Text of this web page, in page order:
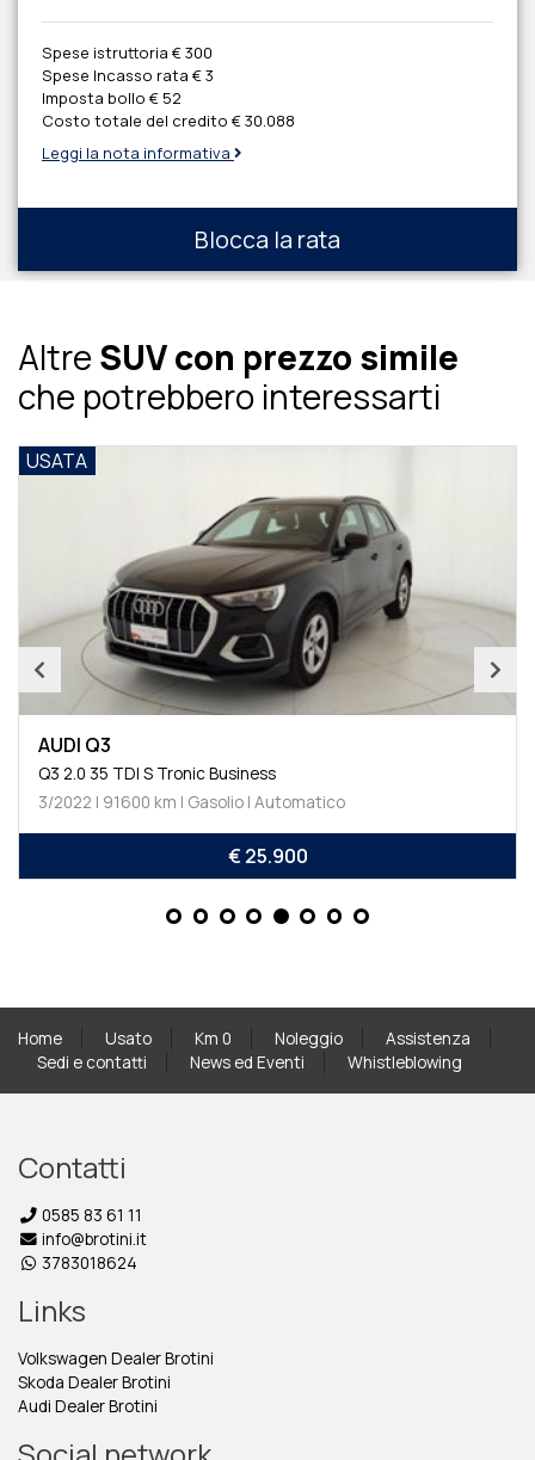
Spese istruttoria € 300
Spese Incasso rata € 3
Imposta bollo € 52
Costo totale del credito € 30.088
Leggi la nota informativa
Blocca la rata
AltreSUV con prezzo simile
che potrebbero interessarti
USATA
AUDI Q3
Q3 2.0 35 TDI S Tronic Business
3/2022 | 91600 km | Gasolio | Automatico
€ 25.900
Home Usato Km 0 Noleggio
Assistenza
Sedi e contatti
News ed Eventi Whistleblowing
Contatti
0585 83 61 11
info@brotini.it
3783018624
Links
Volkswagen Dealer Brotini
Skoda Dealer Brotini
Audi Dealer Brotini